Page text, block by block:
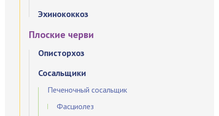
Эхинококкоз
Плоские черви
Описторхоз
Сосальщики
Печеночный сосальщик
Фасциолез